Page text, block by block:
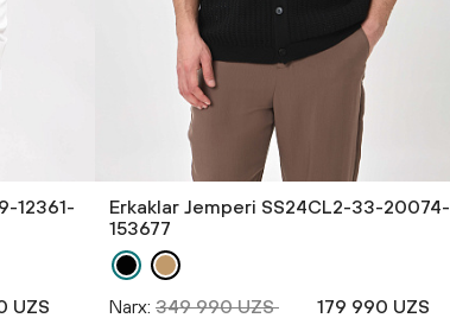
12361-
UZS
Erkaklar Jemperi SS24CL2-33-20074-
153677
Narx: 349 990 UZS 179 990 UZS